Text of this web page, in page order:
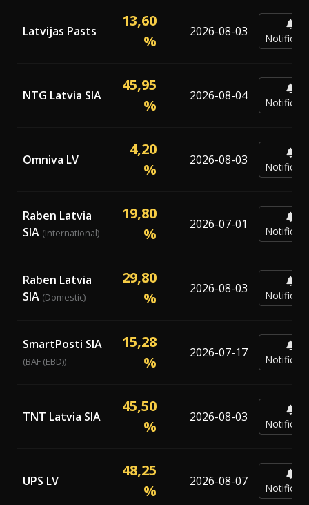
Latvijas Pasts
13,60
%
2026-08-03
NTG Latvia SIA
45,95
%
2026-08-04
Omniva LV
4,20
%
2026-08-03
Raben Latvia
SIA (International)
19,80
%
2026-07-01
Raben Latvia
SIA (Domestic)
29,80
%
2026-08-03
SmartPosti SIA
(BAF (EBD))
15,28
%
2026-07-17
TNT Latvia SIA
45,50
%
2026-08-03
UPS LV
48,25
%
2026-08-07